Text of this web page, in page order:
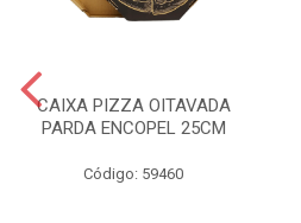
CAIXA PIZZA OITAVADA
PARDA ENCOPEL 25CM
Código: 59460